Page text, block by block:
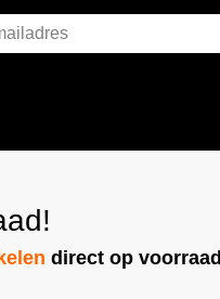
direct op voorraad